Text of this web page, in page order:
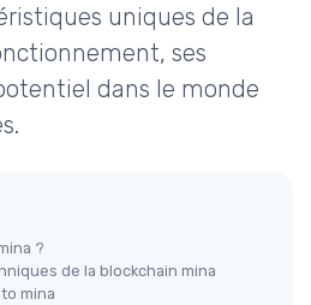
uniques de la
ses
dans le monde
?
de la blockchain mina
mina